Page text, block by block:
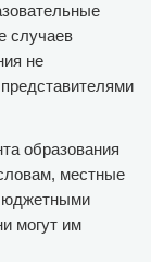
случаев
не
образования
местные
могут им